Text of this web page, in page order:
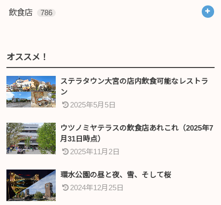
飲食店 786
オススメ！
ステラタウン大宮の店内飲食可能なレストラ
ン
2025年5月5日
ウツノミヤテラスの飲食店あれこれ（2025年7
月31日時点）
2025年11月2日
環水公園の昼と夜、雪、そして桜
2024年12月25日